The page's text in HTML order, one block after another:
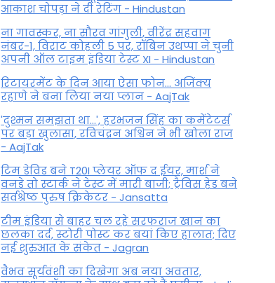
आकाश चोपड़ा ने दी रेटिंग - Hindustan
ना गावस्कर, ना सौरव गांगुली, वीरेंद्र सहवाग
नंबर-1, विराट कोहली 5 पर, रॉबिन उथप्पा ने चुनी
अपनी ऑल टाइम इंडिया टेस्ट XI - Hindustan
रिटायरमेंट के दिन आया ऐसा फोन... अजिंक्य
रहाणे ने बना लिया नया प्लान - AajTak
'दुश्मन समझता था...', हरभजन सिंह का कमेंटेटर्स
पर बड़ा खुलासा, रव‍िचंद्रन अश्विन ने भी खोला राज
- AajTak
टिम डेविड बने T20I प्लेयर ऑफ द ईयर, मार्श ने
वनडे तो स्टार्क ने टेस्ट में मारी बाजी; ट्रैविस हेड बने
सर्वश्रेष्ठ पुरुष क्रिकेटर - Jansatta
टीम इंडिया से बाहर चल रहे सरफराज खान का
छलका दर्द, स्टोरी पोस्ट कर बयां किए हालात; दिए
नई शुरुआत के संकेत - Jagran
वैभव सूर्यवंशी का दिखेगा अब नया अवतार,